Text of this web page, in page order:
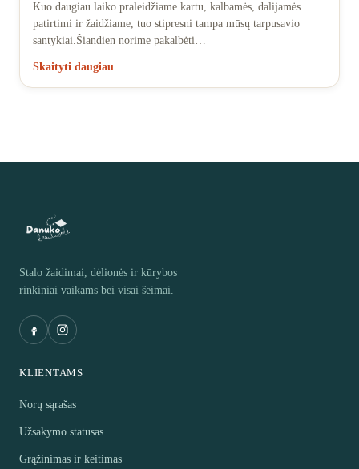
Kuo daugiau laiko praleidžiame kartu, kalbamės, dalijamės
patirtimi ir žaidžiame, tuo stipresni tampa mūsų tarpusavio
santykiai.Šiandien norime pakalbėti…
Skaityti daugiau
Stalo žaidimai, dėlionės ir kūrybos
rinkiniai vaikams bei visai šeimai.
KLIENTAMS
Norų sąrašas
Užsakymo statusas
Grąžinimas ir keitimas